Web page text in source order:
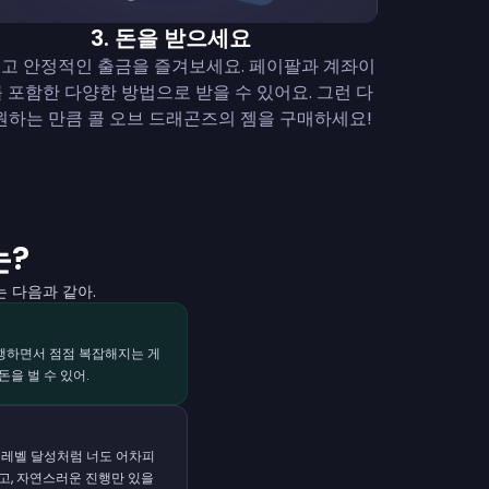
3. 돈을 받으세요
안정적인 출금을 즐겨보세요. 페이팔과 계좌이
포함한 다양한 방법으로 받을 수 있어요. 그런 다
하는 만큼 콜 오브 드래곤즈의 젬을 구매하세요!
?
다음과 같아.
면서 점점 복잡해지는 게
을 벌 수 있어.
벨 달성처럼 너도 어차피
, 자연스러운 진행만 있을